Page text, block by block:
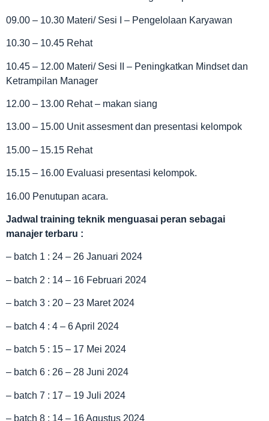
09.00 – 10.30 Materi/ Sesi I – Pengelolaan Karyawan
10.30 – 10.45 Rehat
10.45 – 12.00 Materi/ Sesi II – Peningkatkan Mindset dan
Ketrampilan Manager
12.00 – 13.00 Rehat – makan siang
13.00 – 15.00 Unit assesment dan presentasi kelompok
15.00 – 15.15 Rehat
15.15 – 16.00 Evaluasi presentasi kelompok.
16.00 Penutupan acara.
Jadwal training teknik menguasai peran sebagai
manajer terbaru :
– batch 1 : 24 – 26 Januari 2024
– batch 2 : 14 – 16 Februari 2024
– batch 3 : 20 – 23 Maret 2024
– batch 4 : 4 – 6 April 2024
– batch 5 : 15 – 17 Mei 2024
– batch 6 : 26 – 28 Juni 2024
– batch 7 : 17 – 19 Juli 2024
– batch 8 : 14 – 16 Agustus 2024